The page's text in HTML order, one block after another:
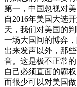
第一，中国忽视对
自2016年美国大选
天，我们对美国的
一场大国间的博弈
出来发声以外，那
音。这是极不正常
自己必须直面的霸
而很少可以对美国